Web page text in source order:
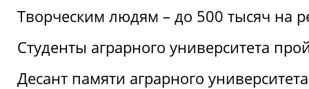
Творческим людям – до 500 тысяч на
Студенты аграрного университета
Десант памяти аграрного